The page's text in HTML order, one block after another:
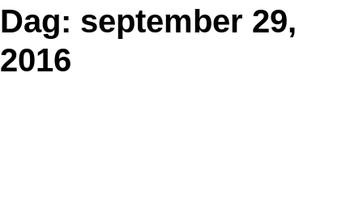
Dag: september 29,
2016